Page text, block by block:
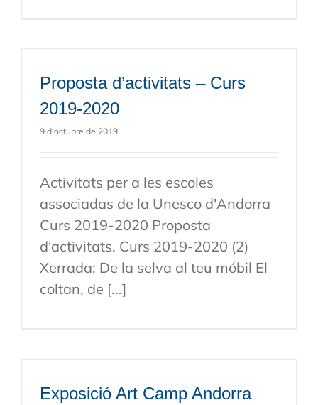
Proposta d’activitats – Curs
2019-2020
9 d'octubre de 2019
Activitats per a les escoles
associadas de la Unesco d'Andorra
Curs 2019-2020 Proposta
d'activitats. Curs 2019-2020 (2)
Xerrada: De la selva al teu móbil El
coltan, de [...]
Exposició Art Camp Andorra